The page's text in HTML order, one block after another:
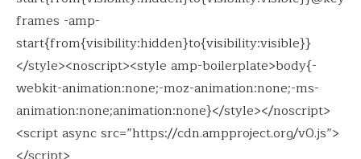
frames -amp-
start{from{visibility:hidden}to{visibility:visible}}
</style><noscript><style amp-boilerplate>body{-
webkit-animation:none;-moz-animation:none;-ms-
animation:none;animation:none}</style></noscript>
<script async src=”https://cdn.ampproject.org/v0.js”>